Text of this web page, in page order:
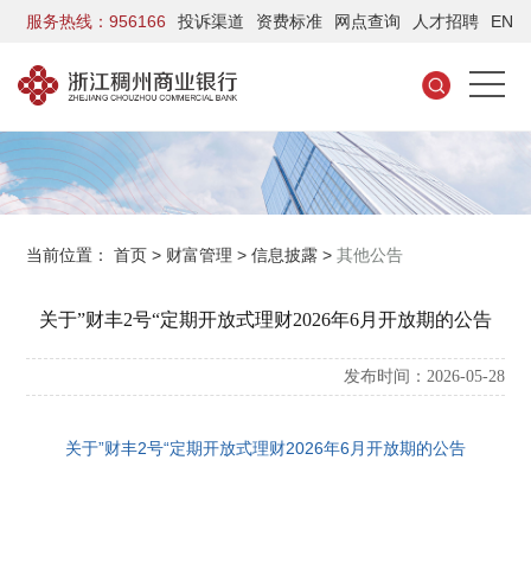
服务热线：956166 投诉渠道 资费标准 网点查询 人才招聘 EN
当前位置：首页 > 财富管理 >信息披露 >其他公告
关于”财丰2号“定期开放式理财2026年6月开放期的公告
发布时间：2026-05-28
关于”财丰2号“定期开放式理财2026年6月开放期的公告